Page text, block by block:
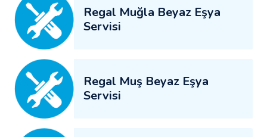
Regal Muğla Beyaz Eşya
Servisi
Regal Muş Beyaz Eşya
Servisi